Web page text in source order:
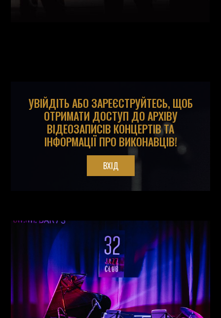
УВІЙДІТЬ АБО ЗАРЕЄСТРУЙТЕСЬ, ЩОБ
ОТРИМАТИ ДОСТУП ДО АРХІВУ
ВІДЕОЗАПИСІВ КОНЦЕРТІВ ТА
ІНФОРМАЦІЇ ПРО ВИКОНАВЦІВ!
ВХІД